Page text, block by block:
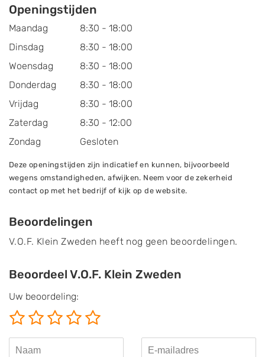
Openingstijden
Maandag
8:30 - 18:00
Dinsdag
8:30 - 18:00
Woensdag
8:30 - 18:00
Donderdag
8:30 - 18:00
Vrijdag
8:30 - 18:00
Zaterdag
8:30 - 12:00
Zondag
Gesloten
Deze openingstijden zijn indicatief en kunnen, bijvoorbeeld
wegens omstandigheden, afwijken. Neem voor de zekerheid
contact op met het bedrijf of kijk op de website.
Beoordelingen
V.O.F. Klein Zweden heeft nog geen beoordelingen.
Beoordeel V.O.F. Klein Zweden
Uw beoordeling: